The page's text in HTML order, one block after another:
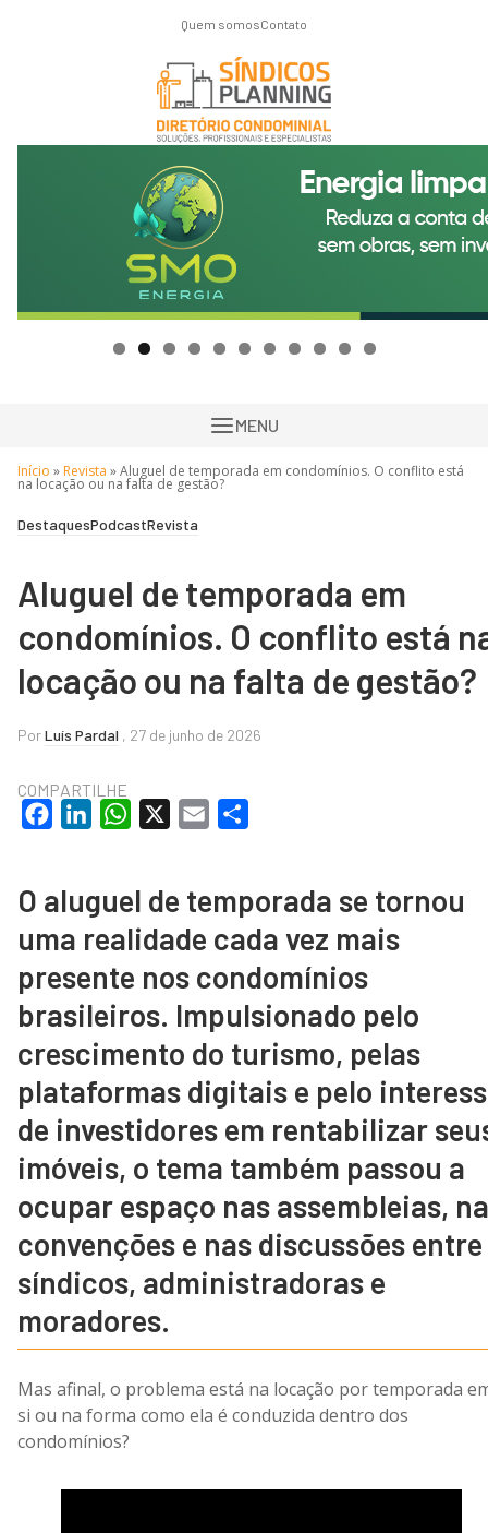
Quem somosContato
MENU
Início » Revista »Aluguel de temporada em condomínios. O conflito está
na locação ou na falta de gestão?
DestaquesPodcastRevista
Aluguel de temporada em
condomínios. O conflito está
locação ou na falta de gestão?
PorLuís Pardal , 27 de junho de 2026
COMPARTILHE
Facebook
LinkedInWhatsApp
X Email
O aluguel de temporada se tornou
uma realidade cada vez mais
presente nos condomínios
brasileiros. Impulsionado pelo
crescimento do turismo, pelas
plataformas digitais e pelo
de investidores em rentabilizar
imóveis, o tema também passou a
ocupar espaço nas assembleias,
convenções e nas discussões entre
síndicos, administradoras e
moradores.
Mas afinal, o problema está na locação por temporada
si ou na forma como ela é conduzida dentro dos
condomínios?